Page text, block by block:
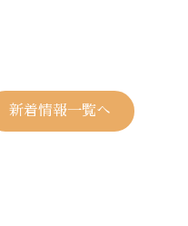
新着情報一覧へ